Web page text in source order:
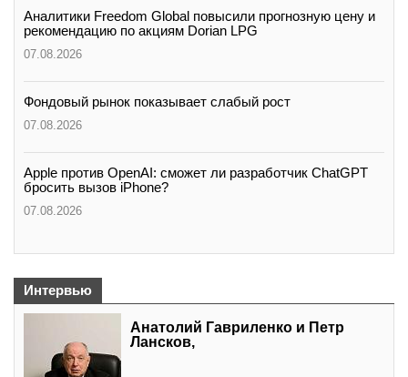
Аналитики Freedom Global повысили прогнозную цену и
рекомендацию по акциям Dorian LPG
07.08.2026
Фондовый рынок показывает слабый рост
07.08.2026
Apple против OpenAI: сможет ли разработчик ChatGPT
бросить вызов iPhone?
07.08.2026
Интервью
Анатолий Гавриленко и Петр
Лансков,